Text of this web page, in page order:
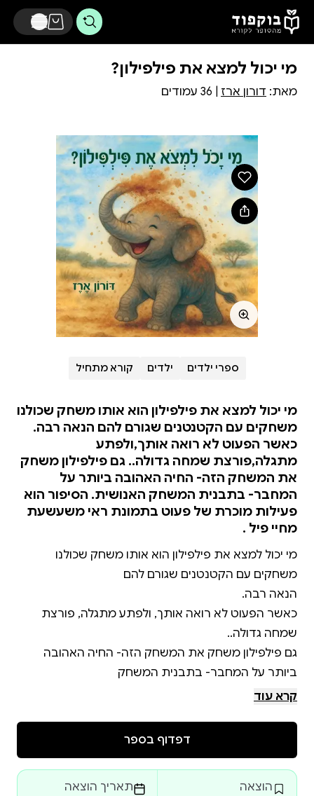
דלג לתוכן הראשי
מי יכול למצא את פילפילון?
מאת: דורון ארז
ספרי ילדים ילדים קורא מתחיל
מי יכול למצא את פילפילון הוא אותו משחק שכולנו
משחקים עם הקטנטנים שגורם להם הנאה רבה.
כאשר הפעוט לא רואה אותך,ולפתע
מתגלה,פורצת שמחה גדולה.. גם פילפילון משחק
את המשחק הזה- החיה האהובה ביותר על
המחבר- בתבנית המשחק האנושית. הסיפור הוא
פעילות מוכרת של פעוט בתמונת ראי משעשעת
מחיי פיל .
מי יכול למצא את פילפילון הוא אותו משחק שכולנו
כאשר הפעוט לא רואה אותך, ולפתע מתגלה, פורצת
גם פילפילון משחק את המשחק הזה- החיה האהובה
קרא עוד
דפדוף בספר
הוצאה
תאריך הוצאה